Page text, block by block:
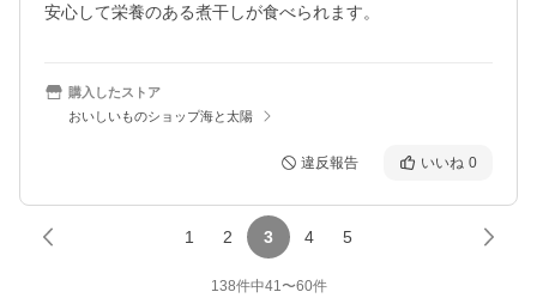
安心して栄養のある煮干しが食べられます。
購入したストア
おいしいものショップ海と太陽
違反報告 いいね 0
1 2 3 4 5
138件中41〜60件